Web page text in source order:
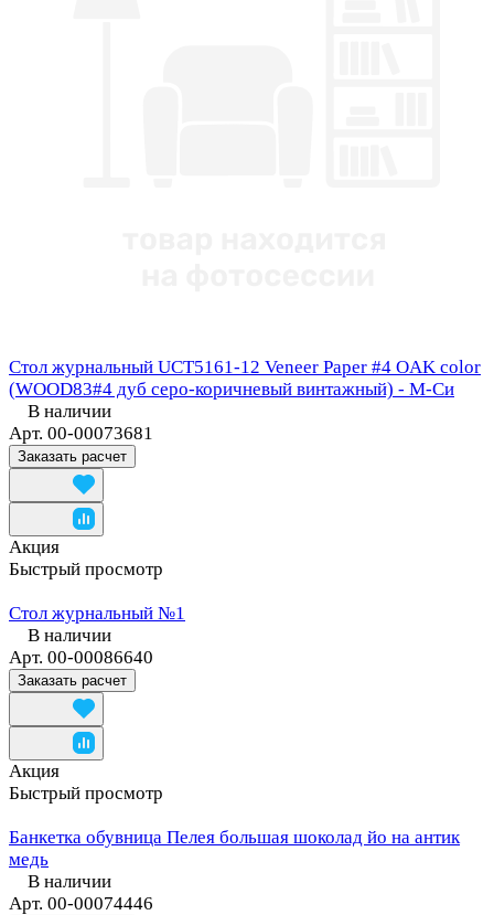
Стол журнальный UCT5161-12 Veneer Paper #4 OAK color
(WOOD83#4 дуб серо-коричневый винтажный) - М-Си
В наличии
Арт. 00-00073681
Заказать расчет
Акция
Быстрый просмотр
Стол журнальный №1
В наличии
Арт. 00-00086640
Заказать расчет
Акция
Быстрый просмотр
Банкетка обувница Пелея большая шоколад йо на антик
медь
В наличии
Арт. 00-00074446